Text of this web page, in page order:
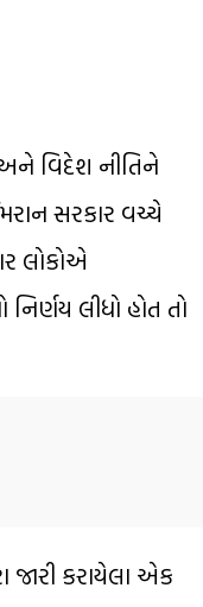
વિદેશ નીતિને
સરકાર વચ્ચે
લોકોએ
લીધો હોત તો
જારી કરાયેલા એક